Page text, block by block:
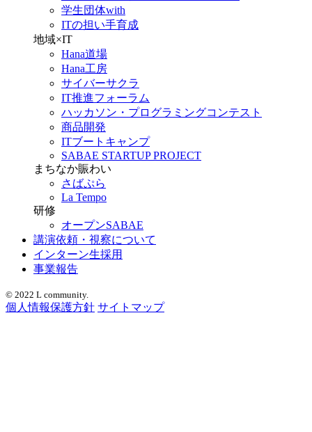
学生団体with
ITの担い手育成
地域×IT
Hana道場
Hana工房
サイバーサクラ
IT推進フォーラム
ハッカソン・プログラミングコンテスト
商品開発
ITブートキャンプ
SABAE STARTUP PROJECT
まちなか賑わい
さばぷら
La Tempo
研修
オープンSABAE
講演依頼・視察について
インターン生採用
事業報告
© 2022 L community.
個人情報保護方針 サイトマップ